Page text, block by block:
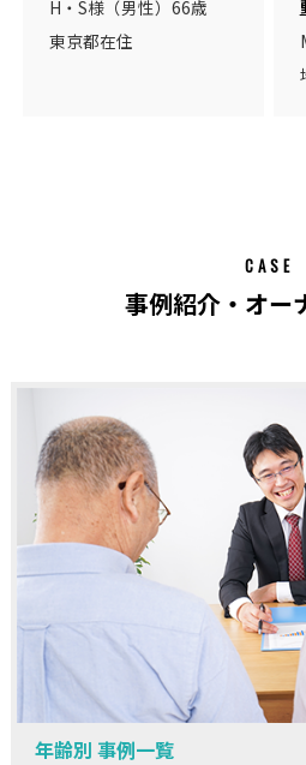
H・S様（男性）66歳
東京都在住
CASE
事例紹介・オー
年齢別 事例一覧